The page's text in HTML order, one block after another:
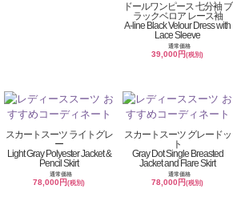
ドールワンピース 七分袖 ブ
ラックベロア レース袖
A-line Black Velour Dress with
Lace Sleeve
通常価格
39,000円(税別)
スカートスーツ ライトグレ
ー
Light Gray Polyester Jacket &
Pencil Skirt
通常価格
78,000円(税別)
スカートスーツ グレードッ
ト
Gray Dot Single Breasted
Jacket and Flare Skirt
通常価格
78,000円(税別)